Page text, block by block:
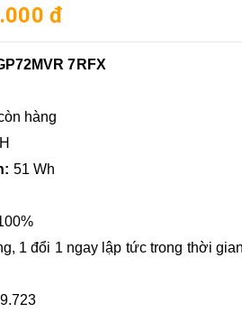
đ
7RFX
hàng
51 Wh
1 đổi 1 ngay lập tức trong thời